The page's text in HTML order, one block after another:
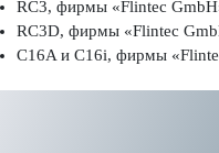
RC3, фирмы «Flintec
RC3D, фирмы «Flintec
C16A и C16i, фирмы